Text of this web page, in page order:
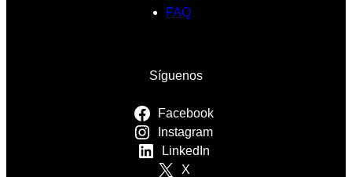
FAQ
Síguenos
Facebook
Instagram
LinkedIn
X